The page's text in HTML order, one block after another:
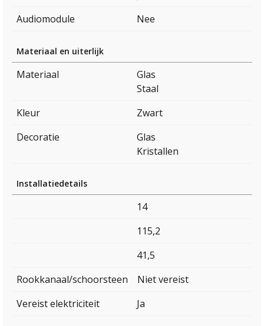
Audiomodule
Nee
Materiaal en uiterlijk
Materiaal
Glas
Staal
Kleur
Zwart
Decoratie
Glas
Kristallen
Installatiedetails
14
115,2
41,5
Rookkanaal/schoorsteen
Niet vereist
Vereist elektriciteit
Ja